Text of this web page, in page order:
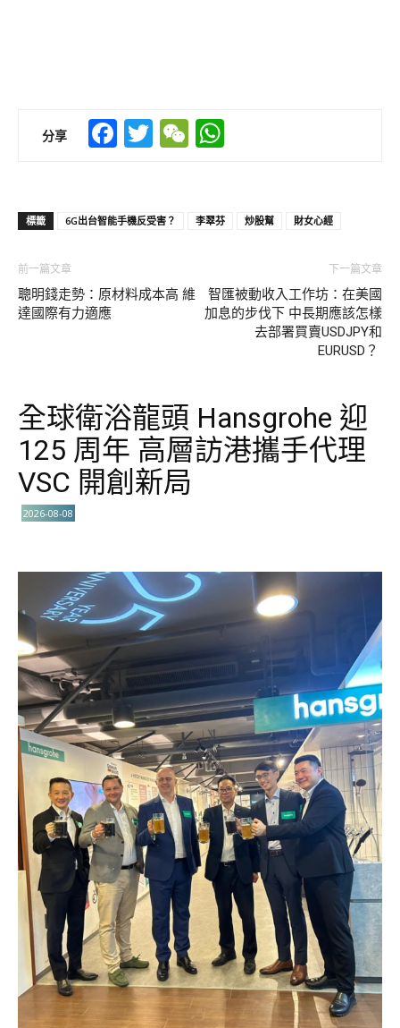
分享 Facebook
TwitterWeChat
標籤 6G出台智能手機反受害？ 李翠芬 炒股幫 財女心經
前一篇文章
聰明錢走勢：原材料成本高 維
達國際有力適應
下一篇文章
智匯被動收入工作坊：在美國
加息的步伐下 中長期應該怎樣
去部署買賣USDJPY和
EURUSD？
全球衛浴龍頭 Hansgrohe 迎
125 周年 高層訪港攜手代理
VSC 開創新局
2026-08-08